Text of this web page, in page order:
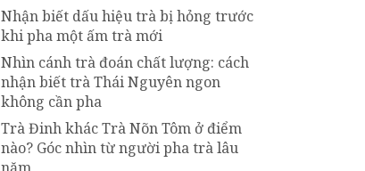
Nhận biết dấu hiệu trà bị hỏng trước
khi pha một ấm trà mới
Nhìn cánh trà đoán chất lượng: cách
nhận biết trà Thái Nguyên ngon
không cần pha
Trà Đinh khác Trà Nõn Tôm ở điểm
nào? Góc nhìn từ người pha trà lâu